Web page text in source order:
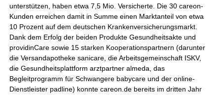
unterstützen, haben etwa 7,5 Mio. Versicherte. Die 30 careon-
Kunden erreichen damit in Summe einen Marktanteil von etwa
10 Prozent auf dem deutschen Krankenversicherungsmarkt.
Dank dem Erfolg der beiden Produkte Gesundheitsakte und
providinCare sowie 15 starken Kooperationspartnern (darunter
die Versandapotheke sanicare, die Arbeitsgemeinschaft ISKV,
die Gesundheitsplattform arztpartner almeda, das
Begleitprogramm für Schwangere babycare und der online-
Dienstleister padline) konnte careon.de bereits im dritten Jahr